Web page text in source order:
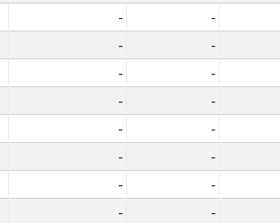
- -
- -
- -
- -
- -
- -
- -
- -